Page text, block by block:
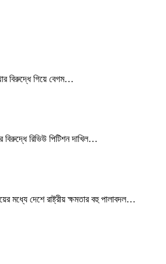
বিরুদ্ধে গিয়ে বেগম…
রিভিউ পিটিশন দাখিল…
দেশে রাষ্ট্রীয় ক্ষমতার বহু পালাবদল…